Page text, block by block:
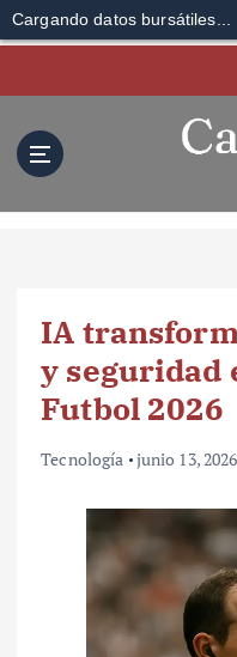
Cargando datos bursátiles...
IA
y seguridad
Futbol 2026
Tecnología junio 13, 2026